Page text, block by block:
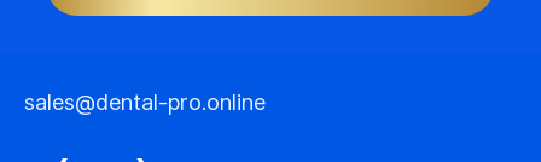
sales@dental-pro.online